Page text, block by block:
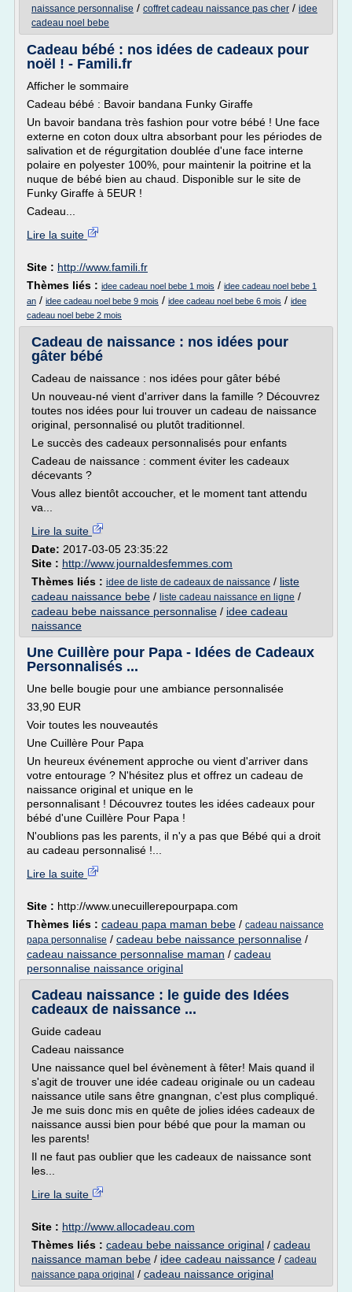
naissance personnalise / coffret cadeau naissance pas cher / idee
cadeau noel bebe
Cadeau bébé : nos idées de cadeaux pour
noël ! - Famili.fr
Afficher le sommaire
Cadeau bébé : Bavoir bandana Funky Giraffe
Un bavoir bandana très fashion pour votre bébé ! Une face
externe en coton doux ultra absorbant pour les périodes de
salivation et de régurgitation doublée d'une face interne
polaire en polyester 100%, pour maintenir la poitrine et la
nuque de bébé bien au chaud. Disponible sur le site de
Funky Giraffe à 5EUR !
Cadeau...
Lire la suite
Site : http://www.famili.fr
Thèmes liés : idee cadeau noel bebe 1 mois / idee cadeau noel bebe 1
an / idee cadeau noel bebe 9 mois / idee cadeau noel bebe 6 mois / idee
cadeau noel bebe 2 mois
Cadeau de naissance : nos idées pour
gâter bébé
Cadeau de naissance : nos idées pour gâter bébé
Un nouveau-né vient d'arriver dans la famille ? Découvrez
toutes nos idées pour lui trouver un cadeau de naissance
original, personnalisé ou plutôt traditionnel.
Le succès des cadeaux personnalisés pour enfants
Cadeau de naissance : comment éviter les cadeaux
décevants ?
Vous allez bientôt accoucher, et le moment tant attendu
va...
Lire la suite
Date: 2017-03-05 23:35:22
Site : http://www.journaldesfemmes.com
Thèmes liés : idee de liste de cadeaux de naissance / liste
cadeau naissance bebe / liste cadeau naissance en ligne /
cadeau bebe naissance personnalise / idee cadeau
naissance
Une Cuillère pour Papa - Idées de Cadeaux
Personnalisés ...
Une belle bougie pour une ambiance personnalisée
33,90 EUR
Voir toutes les nouveautés
Une Cuillère Pour Papa
Un heureux événement approche ou vient d'arriver dans
votre entourage ? N'hésitez plus et offrez un cadeau de
naissance original et unique en le
personnalisant ! Découvrez toutes les idées cadeaux pour
bébé d'une Cuillère Pour Papa !
N'oublions pas les parents, il n'y a pas que Bébé qui a droit
au cadeau personnalisé !...
Lire la suite
Site : http://www.unecuillerepourpapa.com
Thèmes liés : cadeau papa maman bebe / cadeau naissance
papa personnalise / cadeau bebe naissance personnalise /
cadeau naissance personnalise maman / cadeau
personnalise naissance original
Cadeau naissance : le guide des Idées
cadeaux de naissance ...
Guide cadeau
Cadeau naissance
Une naissance quel bel évènement à fêter! Mais quand il
s'agit de trouver une idée cadeau originale ou un cadeau
naissance utile sans être gnangnan, c'est plus compliqué.
Je me suis donc mis en quête de jolies idées cadeaux de
naissance aussi bien pour bébé que pour la maman ou
les parents!
Il ne faut pas oublier que les cadeaux de naissance sont
les...
Lire la suite
Site : http://www.allocadeau.com
Thèmes liés : cadeau bebe naissance original / cadeau
naissance maman bebe / idee cadeau naissance / cadeau
naissance papa original / cadeau naissance original